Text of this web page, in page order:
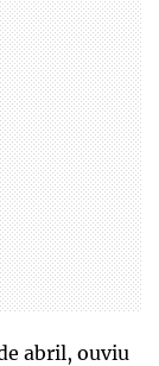
abril, ouviu